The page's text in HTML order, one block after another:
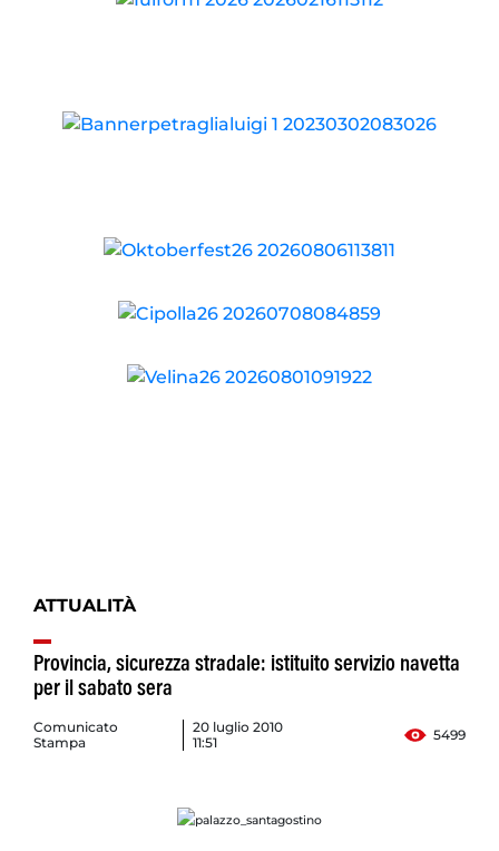
ATTUALITÀ
Provincia, sicurezza stradale: istituito servizio navetta
per il sabato sera
Comunicato
Stampa
20 luglio 2010
11:51
5499